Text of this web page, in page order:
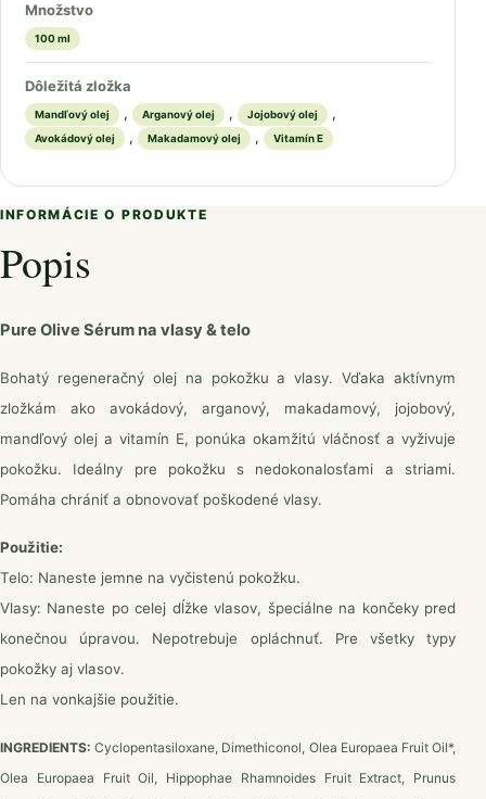
Množstvo
100 ml
Dôležitá zložka
Mandľový olej , Arganový olej , Jojobový olej ,
Avokádový olej , Makadamový olej , Vitamín E
INFORMÁCIE O PRODUKTE
Popis
Pure Olive Sérum na vlasy & telo
Bohatý regeneračný olej na pokožku a vlasy. Vďaka aktívnym
zložkám ako avokádový, arganový, makadamový, jojobový,
mandľový olej a vitamín E, ponúka okamžitú vláčnosť a vyživuje
pokožku. Ideálny pre pokožku s nedokonalosťami a striami.
Pomáha chrániť a obnovovať poškodené vlasy.
Použitie:
Telo: Naneste jemne na vyčistenú pokožku.
Vlasy: Naneste po celej dĺžke vlasov, špeciálne na končeky pred
konečnou úpravou. Nepotrebuje opláchnuť. Pre všetky typy
pokožky aj vlasov.
Len na vonkajšie použitie.
INGREDIENTS: Cyclopentasiloxane, Dimethiconol, Olea Europaea Fruit Oil*,
Olea Europaea Fruit Oil, Hippophae Rhamnoides Fruit Extract, Prunus